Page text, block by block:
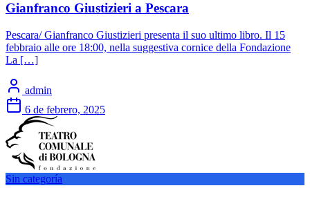
Gianfranco Giustizieri a Pescara
Pescara/ Gianfranco Giustizieri presenta il suo ultimo libro. Il 15
febbraio alle ore 18:00, nella suggestiva cornice della Fondazione
La […]
admin
6 de febrero, 2025
Sin categoría